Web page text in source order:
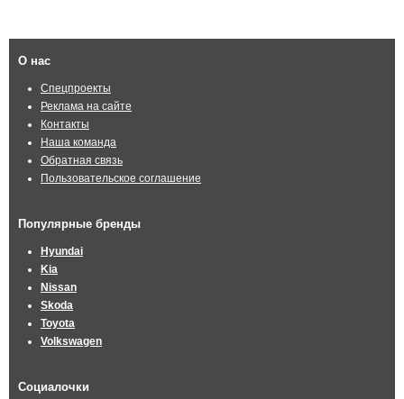
О нас
Спецпроекты
Реклама на сайте
Контакты
Наша команда
Обратная связь
Пользовательское соглашение
Популярные бренды
Hyundai
Kia
Nissan
Skoda
Toyota
Volkswagen
Социалочки